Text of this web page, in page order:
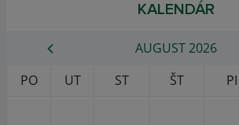
KALENDÁR
AUGUST 2026
PO
UT ST ŠT PI